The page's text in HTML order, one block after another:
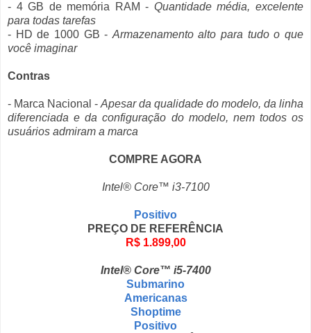
- 4 GB de memória RAM - Quantidade média, excelente
para todas tarefas
- HD de 1000 GB -Armazenamento alto para tudo o que
você imaginar
Contras
- Marca Nacional -Apesar da qualidade do modelo, da linha
diferenciada e da configuração do modelo, nem todos os
usuários admiram a marca
COMPRE AGORA
Intel® Core™ i3-7100
Positivo
PREÇO DE REFERÊNCIA
R$ 1.899,00
Intel® Core™ i5-7400
Submarino
Americanas
Shoptime
Positivo